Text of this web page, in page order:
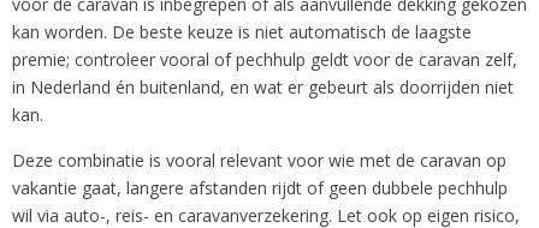
kan worden. De beste keuze is niet automatisch de laagste
premie; controleer vooral of pechhulp geldt voor de caravan zelf,
in Nederland én buitenland, en wat er gebeurt als doorrijden niet
kan.
Deze combinatie is vooral relevant voor wie met de caravan op
vakantie gaat, langere afstanden rijdt of geen dubbele pechhulp
wil via auto-, reis- en caravanverzekering. Let ook op eigen risico,